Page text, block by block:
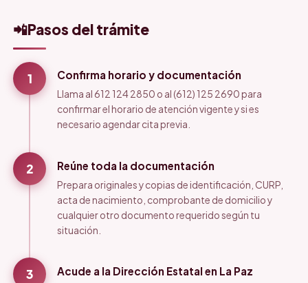
📲Pasos del trámite
1 Confirma horario y documentación
Llama al 612 124 2850 o al (612) 125 2690 para
confirmar el horario de atención vigente y si es
necesario agendar cita previa.
2 Reúne toda la documentación
Prepara originales y copias de identificación, CURP,
acta de nacimiento, comprobante de domicilio y
cualquier otro documento requerido según tu
situación.
3 Acude a la Dirección Estatal en La Paz